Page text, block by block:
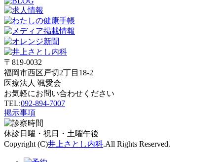
〒819-0032
福岡市西区戸切2丁目18-2
医療法人 颯愛会
お気軽にお問い合わせください
TEL:092-894-7007
掲示事項
休診 日曜・祝日・土曜午後
Copyright (C)井上さとし内科.All Rights Reserved.